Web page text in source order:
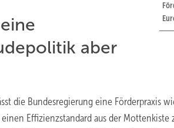
aber
die Bundesregierung eine Förderpraxis
Effizienzstandard aus der